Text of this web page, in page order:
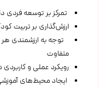
تمرکز بر توسعه فردی
ارزش‌گذاری بر تربیت
توجه به ارزشمندی
متفاوت
رویکرد عملی و
ایجاد محیط‌های